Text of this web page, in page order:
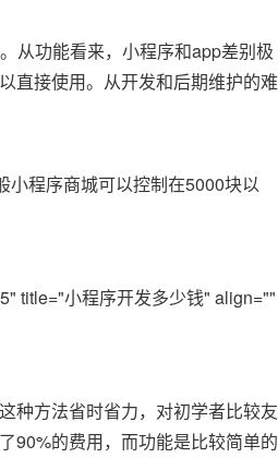
从功能看来，小程序和app差别极
直接使用。从开发和后期维护的难
小程序商城可以控制在5000块以
title="小程序开发多少钱" align=""
种方法省时省力，对初学者比较友
90%的费用，而功能是比较简单的